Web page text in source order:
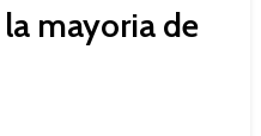
mayoria de